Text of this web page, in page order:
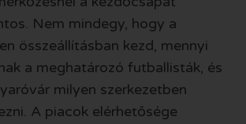
Nem mindegy, hogy a
összeállításban kezd, mennyi
a meghatározó futballisták, és
milyen szerkezetben
A piacok elérhetősége